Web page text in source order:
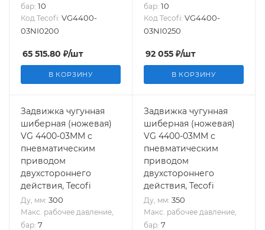
бар: 10
Код Tecofi: VG4400-
03NI0200
65 515.80 ₽/шт
В КОРЗИНУ
бар: 10
Код Tecofi: VG4400-
03NI0250
92 055 ₽/шт
В КОРЗИНУ
Задвижка чугунная
шиберная (ножевая)
VG 4400-03MM с
пневматическим
приводом
двухстороннего
действия, Tecofi
Ду, мм: 300
Макс. рабочее давление,
бар: 7
Задвижка чугунная
шиберная (ножевая)
VG 4400-03MM с
пневматическим
приводом
двухстороннего
действия, Tecofi
Ду, мм: 350
Макс. рабочее давление,
бар: 7